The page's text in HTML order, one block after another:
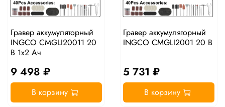
Гравер аккумуляторный
INGCO CMGLI20011 20
В 1x2 Ач
9 498 ₽
В корзину
Гравер аккумуляторный
INGCO CMGLI2001 20 В
5 731 ₽
В корзину